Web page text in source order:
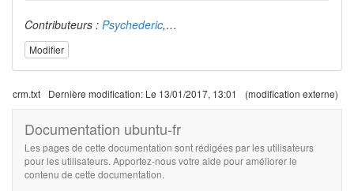
Contributeurs : Psychederic,…
Modifier
crm.txt Dernière modification: Le 13/01/2017, 13:01 (modification externe)
Documentation ubuntu-fr
Les pages de cette documentation sont rédigées par les utilisateurs
pour les utilisateurs. Apportez-nous votre aide pour améliorer le
contenu de cette documentation.